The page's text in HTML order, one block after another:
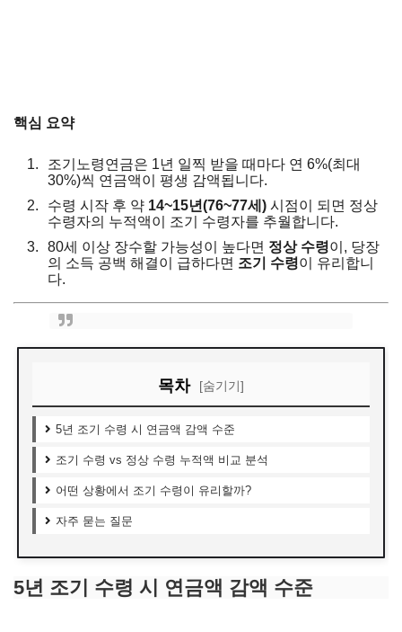
핵심 요약
조기노령연금은 1년 일찍 받을 때마다 연 6%(최대
30%)씩 연금액이 평생 감액됩니다.
수령 시작 후 약 14~15년(76~77세) 시점이 되면 정상
수령자의 누적액이 조기 수령자를 추월합니다.
80세 이상 장수할 가능성이 높다면 정상 수령이, 당장
의 소득 공백 해결이 급하다면 조기 수령이 유리합니
다.
목차 [숨기기]
5년 조기 수령 시 연금액 감액 수준
조기 수령 vs 정상 수령 누적액 비교 분석
어떤 상황에서 조기 수령이 유리할까?
자주 묻는 질문
5년 조기 수령 시 연금액 감액 수준